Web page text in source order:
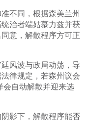
不同，根据森美兰州
治者端姑慕力兹并获
意，解散程序方可正
风波与政局动荡，导
律规定，若森州议会
自动解散并迎来选
影下，解散程序能否